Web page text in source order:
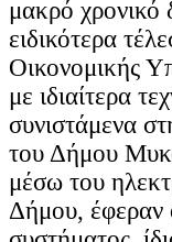
μακρό χρονικό
ειδικότερα
Οικονομικής
με ιδιαίτερα
συνιστάμενα
του Δήμου
μέσω του
Δήμου, έφεραν